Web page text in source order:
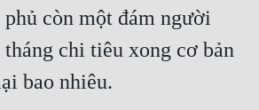
còn một đám người
chi tiêu xong cơ bản